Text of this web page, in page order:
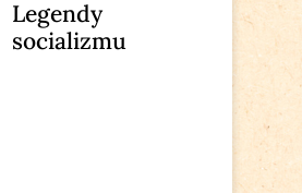
Legendy
socializmu